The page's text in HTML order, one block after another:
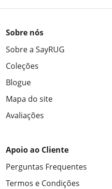
Sobre nós
Sobre a SayRUG
Coleções
Blogue
Mapa do site
Avaliações
Apoio ao Cliente
Perguntas Frequentes
Termos e Condições